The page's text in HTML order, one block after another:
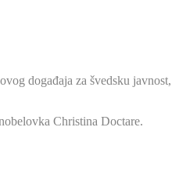
događaja za švedsku javnost,
Christina Doctare.